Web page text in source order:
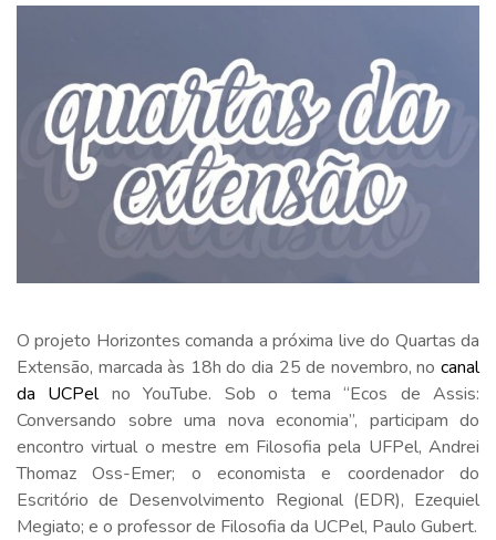
O projeto Horizontes comanda a próxima live do Quartas da
Extensão, marcada às 18h do dia 25 de novembro, no canal
da UCPelno YouTube. Sob o tema “Ecos de Assis:
Conversando sobre uma nova economia”, participam do
encontro virtual o mestre em Filosofia pela UFPel, Andrei
Thomaz Oss-Emer; o economista e coordenador do
Escritório de Desenvolvimento Regional (EDR), Ezequiel
Megiato; e o professor de Filosofia da UCPel, Paulo Gubert.